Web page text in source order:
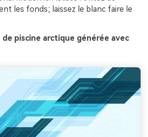
les fonds; laissez le blanc faire le
de piscine arctique générée avec